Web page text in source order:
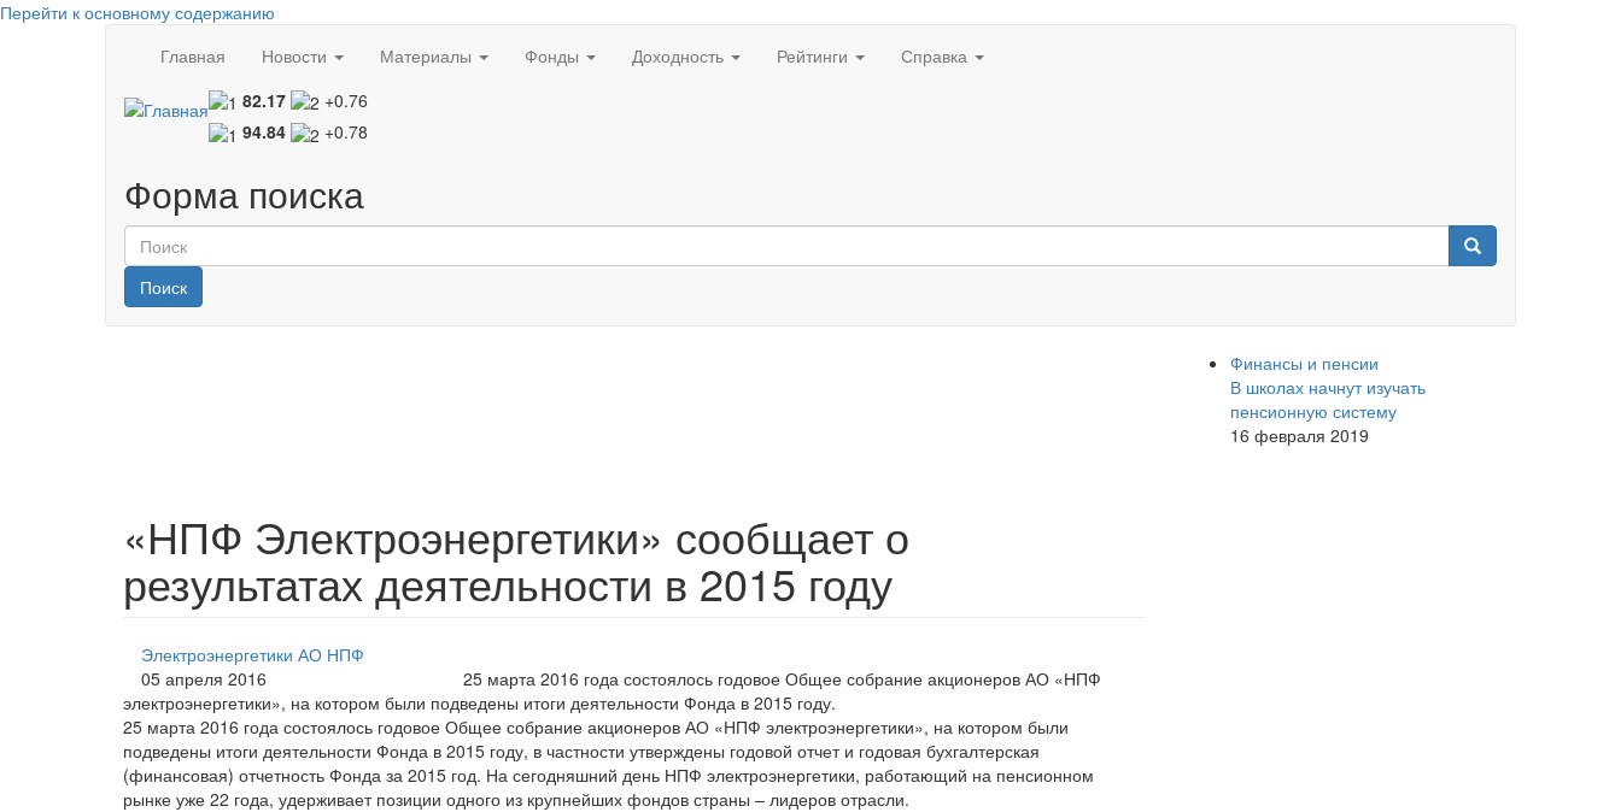
Перейти к основному содержанию
Главная
Новости Материалы Фонды Доходность Рейтинги
Справка
82.17
+0.76
94.84
+0.78
Форма поиска
Поиск
«НПФ Электроэнергетики» сообщает о
результатах деятельности в 2015 году
Электроэнергетики АО НПФ
05 апреля 2016
25 марта 2016 года состоялось годовое Общее собрание акционеров АО «НПФ
электроэнергетики», на котором были подведены итоги деятельности Фонда в 2015 году.
25 марта 2016 года состоялось годовое Общее собрание акционеров АО «НПФ электроэнергетики», на котором были
подведены итоги деятельности Фонда в 2015 году, в частности утверждены годовой отчет и годовая бухгалтерская
(финансовая) отчетность Фонда за 2015 год. На сегодняшний день НПФ электроэнергетики, работающий на пенсионном
рынке уже 22 года, удерживает позиции одного из крупнейших фондов страны – лидеров отрасли.
Финансы и пенсии
В школах начнут изучать
пенсионную систему
16 февраля 2019